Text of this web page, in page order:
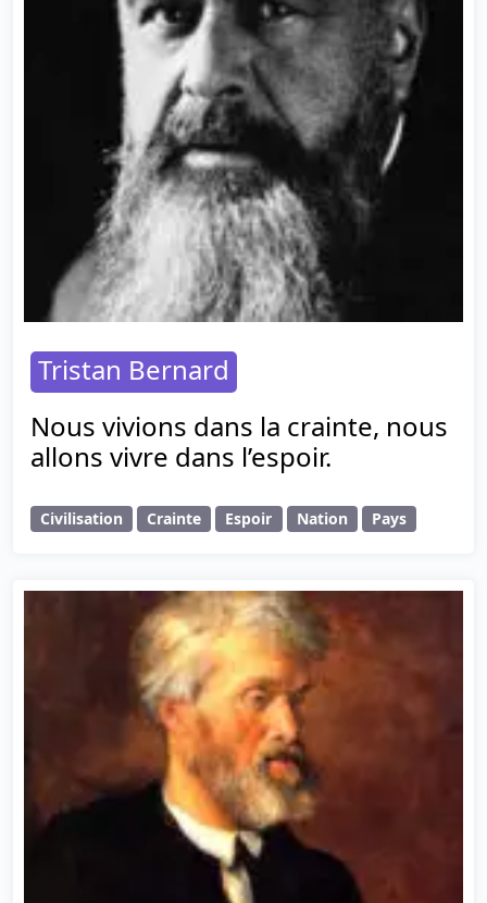
Tristan Bernard
Nous vivions dans la crainte, nous
allons vivre dans l’espoir.
Civilisation Crainte Espoir Nation Pays